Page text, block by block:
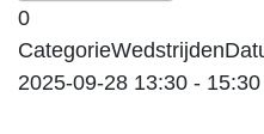
0
CategorieWedstrijden
2025-09-28 13:30 - 15:30